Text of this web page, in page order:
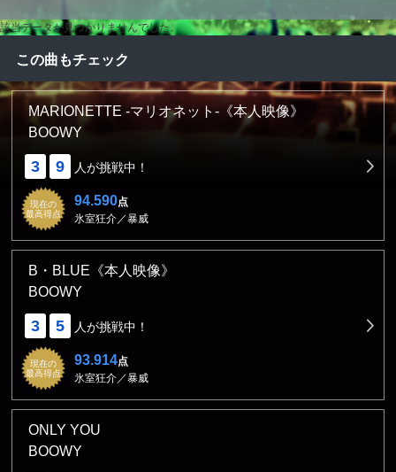
該当データが見つかりませんでした。
この曲もチェック
MARIONETTE -マリオネット-《本人映像》
BOOWY
3 9 人が挑戦中！
現在の
最高得点
94.590点
氷室狂介／暴威
B・BLUE《本人映像》
BOOWY
3 5 人が挑戦中！
現在の
最高得点
93.914点
氷室狂介／暴威
ONLY YOU
BOOWY